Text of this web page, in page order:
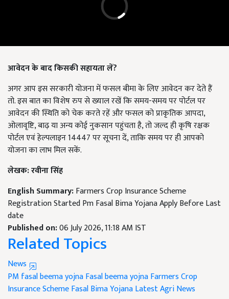
आवेदन के बाद किसकी सहायता लें?
अगर आप इस सरकारी योजना में फसल बीमा के लिए आवेदन कर देते हैं
तो. इस बात का विशेष रुप से ख्याल रखें कि समय-समय पर पोर्टल पर
आवेदन की स्थिति को चेक करते रहें और फसल को प्राकृतिक आपदा,
ओलावृष्टि, बाढ़ या अन्य कोई नुकसान पहुंचता है, तो जल्द ही कृषि रक्षक
पोर्टल एवं हेल्पलाइन 14447 पर सूचना दें, ताकि समय पर ही आपको
योजना का लाभ मिल सकें.
लेखक: रवीना सिंह
English Summary:Farmers Crop Insurance Scheme
Registration Started Pm Fasal Bima Yojana Apply Before Last
date
Published on:06 July 2026, 11:18 AM IST
Related Topics
News
PM fasal beema yojnaFasal beema yojnaFarmers Crop
Insurance SchemeFasal Bima YojanaLatest Agri News